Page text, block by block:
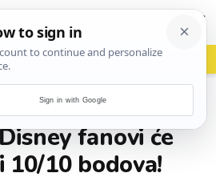
vrh! woot?!
fanovi će
10 bodova!
Sign in with Google